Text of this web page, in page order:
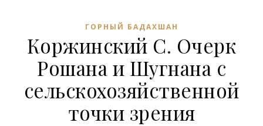
ГОРНЫЙ БАДАХШАН
Коржинский С. Очерк
Рошана и Шугнана с
сельскохозяйственной
точки зрения